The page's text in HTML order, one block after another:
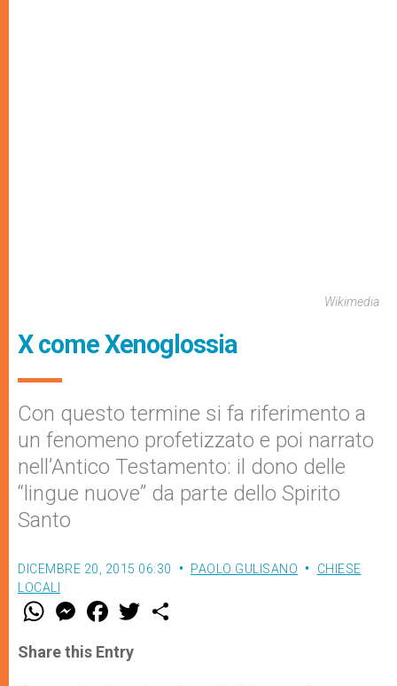
Wikimedia
X come Xenoglossia
Con questo termine si fa riferimento a
un fenomeno profetizzato e poi narrato
nell’Antico Testamento: il dono delle
“lingue nuove” da parte dello Spirito
Santo
DICEMBRE 20, 2015 06:30 PAOLO GULISANO
CHIESE
LOCALI
W
t
s
M
e
s
e
F
a
e
b
w
Share this Entry